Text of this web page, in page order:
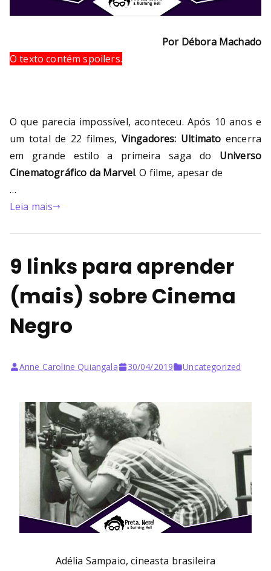
Por Débora Machado
O texto contém spoilers.
O que parecia impossível, aconteceu. Após 10 anos e
um total de 22 filmes, Vingadores: Ultimato encerra
em grande estilo a primeira saga do Universo
Cinematográfico da Marvel. O filme, apesar de
…
Leia mais
9 links para aprender
(mais) sobre Cinema
Negro
Anne Caroline Quiangala 30/04/2019 Uncategorized
Adélia Sampaio, cineasta brasileira